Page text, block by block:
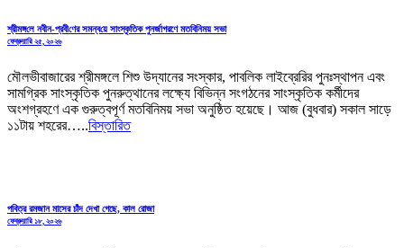
শ্রীমঙ্গ‌লে নবীন-প্রবী‌ণের সমন্ব‌য়ে সাংস্কৃ‌তিক পুনর্জাগরণে মতবিনিময় সভা
ফেব্রুয়ারি ২৫, ২০২৬
মৌলভীবাজারের শ্রীমঙ্গলে শিশু উদ্যানের সংস্কার, পাবলিক লাইব্রেরির পুনঃস্থাপন এবং
সামগ্রিক সাংস্কৃতিক পুনরুত্থানের লক্ষ্যে বিভিন্ন সংগঠনের সাংস্কৃতিক কর্মীদের
অংশগ্রহণে এক গুরুত্বপূর্ণ মতবিনিময় সভা অনুষ্ঠিত হয়েছে। আজ (বুধবার) সকাল সাড়ে
১১টায় শহরের…..বিস্তারিত
পবিত্র রমজান মাসের চাঁদ দেখা গেছে, কাল রোজা
ফেব্রুয়ারি ১৮, ২০২৬